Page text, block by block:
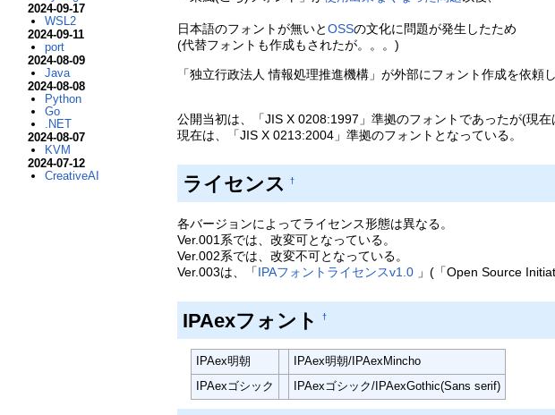
日本語のフォントが無いとOSSの文化に問題が発生したため
(代替フォントも作成もされたが。。。)
「独立行政法人 情報処理推進機構」が外部にフォント作成を依頼
公開当初は、「JIS X 0208:1997」準拠のフォントであったが(現在
現在は、「JIS X 0213:2004」準拠のフォントとなっている。
ライセンス †
各バージョンによってライセンス形態は異なる。
Ver.001系では、改変可となっている。
Ver.002系では、改変不可となっている。
Ver.003は、「IPAフォントライセンスv1.0 」(「Open Source
IPAexフォント †
IPAex明朝
IPAex明朝/IPAexMincho
IPAexゴシック
IPAexゴシック/IPAexGothic(Sans serif)
2024-09-17
WSL2
2024-09-11
port
2024-08-09
Java
2024-08-08
Python
Go
.NET
2024-08-07
KVM
2024-07-12
CreativeAI